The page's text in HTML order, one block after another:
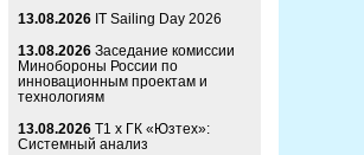
13.08.2026 IT Sailing Day 2026
13.08.2026 Заседание комиссии
Минобороны России по
инновационным проектам и
технологиям
13.08.2026 Т1 x ГК «Юзтех»:
Системный анализ